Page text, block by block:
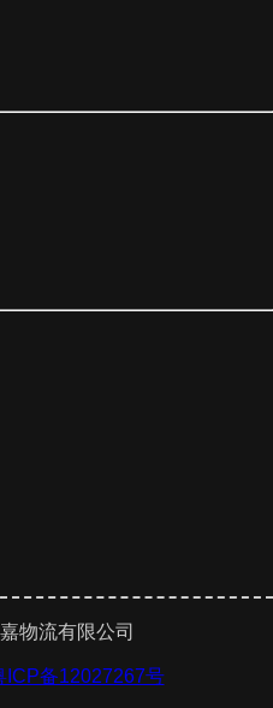
物流有限公司
ICP备12027267号